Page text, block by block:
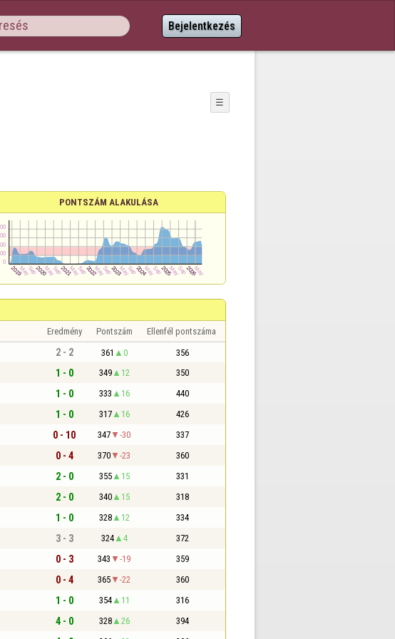
Bejelentkezés
☰
PONTSZÁM ALAKULÁSA
Eredmény Pontszám Ellenfél pontszáma
2 - 2 361 0 356
1 - 0 349 12 350
1 - 0 333 16 440
1 - 0 317 16 426
0 - 10 347 -30 337
0 - 4 370 -23 360
2 - 0 355 15 331
2 - 0 340 15 318
1 - 0 328 12 334
3 - 3 324 4 372
0 - 3 343 -19 359
0 - 4 365 -22 360
1 - 0 354 11 316
4 - 0 328 26 394